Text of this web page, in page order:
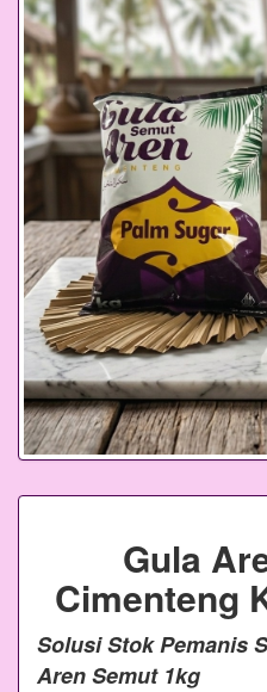
Gula
Cimenteng
Solusi Stok Pemanis
Aren Semut 1kg